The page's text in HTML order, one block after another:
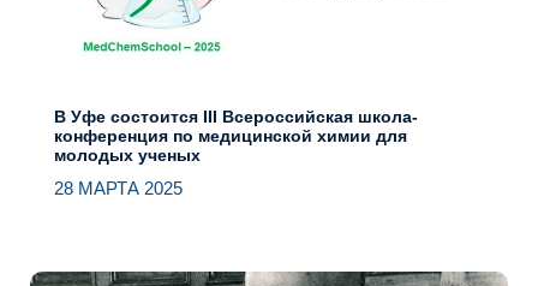
В Уфе состоится III Всероссийская школа-
конференция по медицинской химии для
молодых ученых
28 МАРТА 2025